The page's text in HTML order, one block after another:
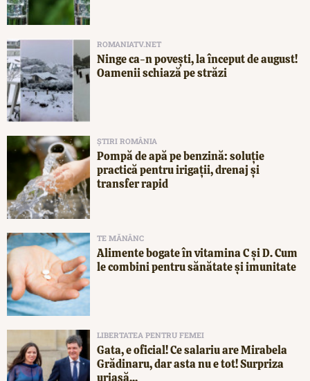
ROMANIATV.NET
Ninge ca-n povești, la început de august!
Oamenii schiază pe străzi
ȘTIRI ROMÂNIA
Pompă de apă pe benzină: soluție
practică pentru irigații, drenaj și
transfer rapid
TE MĂNÂNC
Alimente bogate în vitamina C și D. Cum
le combini pentru sănătate și imunitate
LIBERTATEA PENTRU FEMEI
Gata, e oficial! Ce salariu are Mirabela
Grădinaru, dar asta nu e tot! Surpriza
uriașă...